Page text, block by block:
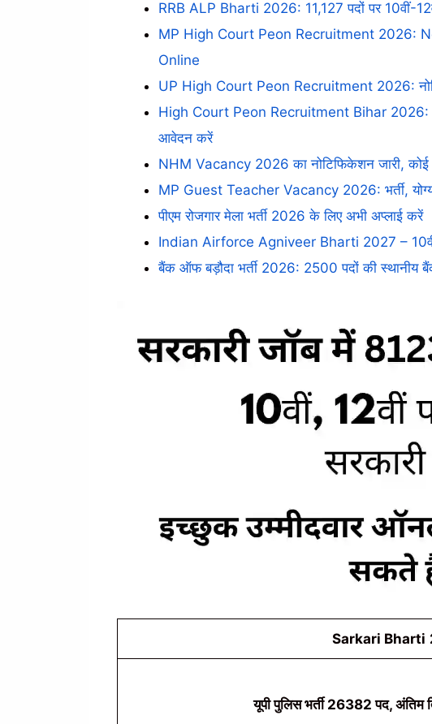
RRB ALP Bharti 2026: 11,127 पदों पर 10वीं-
MP High Court Peon Recruitment 2026:
Online
UP High Court Peon Recruitment 2026:
High Court Peon Recruitment Bihar 2026:
आवेदन करें
NHM Vacancy 2026 का नोटिफिकेशन जारी, कोई
MP Guest Teacher Vacancy 2026: भर्ती,
पीएम रोजगार मेला भर्ती 2026 के लिए अभी अप्लाई करें
Indian Airforce Agniveer Bharti 2027 – 10वीं
बैंक ऑफ बड़ौदा भर्ती 2026: 2500 पदों की स्थानीय
Sarkari Bharti
यूपी पुलिस भर्ती 26382 पद,